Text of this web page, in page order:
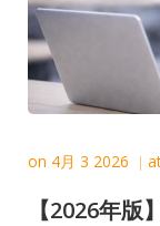
on 4月 3 2026 |
【2026年